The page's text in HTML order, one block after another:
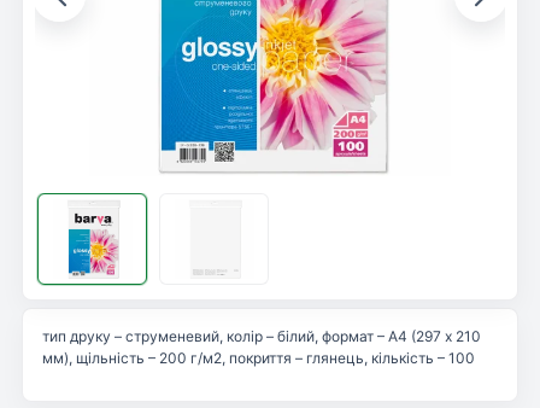
тип друку – струменевий, колір – білий, формат – А4 (297 x 210
мм), щільність – 200 г/м2, покриття – глянець, кількість – 100